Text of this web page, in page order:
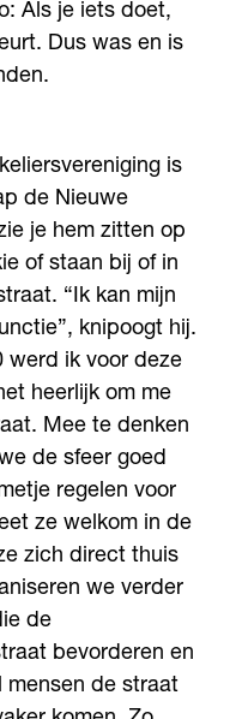
Als je iets doet,
Dus was en is
is
de Nieuwe
je hem zitten op
of staan bij of in
“Ik kan mijn
knipoogt hij.
werd ik voor deze
heerlijk om me
Mee te denken
de sfeer goed
regelen voor
ze welkom in de
zich direct thuis
we verder
de
bevorderen en
mensen de straat